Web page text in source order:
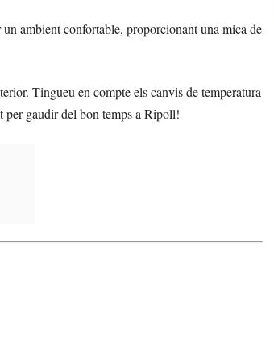
ambient confortable, proporcionant una mica de
Tingueu en compte els canvis de temperatura
per gaudir del bon temps a Ripoll!